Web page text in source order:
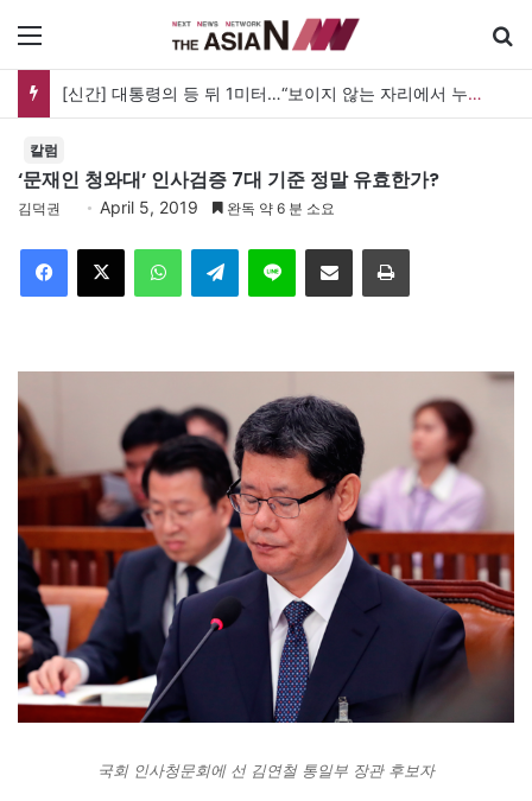
[신간] 대통령의 등 뒤 1미터…“보이지 않는 자리에서 누구를 지킨다는 것”
칼럼
‘문재인 청와대’ 인사검증 7대 기준 정말 유효한가?
김덕권 April 5, 2019 완독 약 6 분 소요
Telegram 이메일
국회 인사청문회에 선 김연철 통일부 장관 후보자